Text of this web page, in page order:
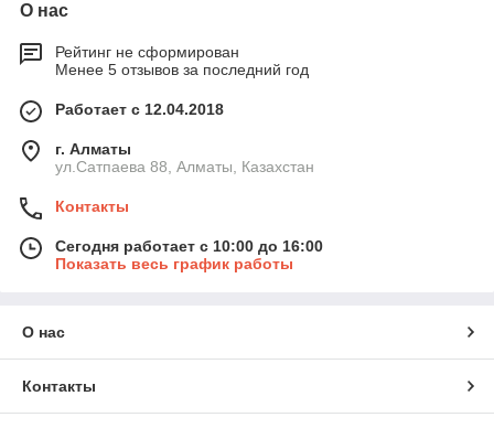
О нас
Рейтинг не сформирован
Менее 5 отзывов за последний год
Работает с 12.04.2018
г. Алматы
ул.Сатпаева 88, Алматы, Казахстан
Контакты
Сегодня работает с 10:00 до 16:00
Показать весь график работы
О нас
Контакты